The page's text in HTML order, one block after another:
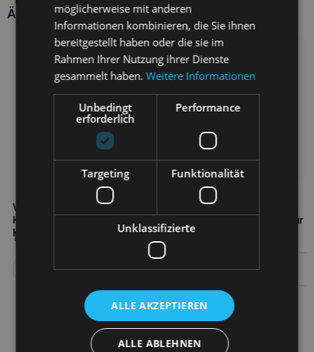
Ähnliche Produkte
VET EXPERT Hepatiale Forte
Kleine Rassen & Katzen 40
Kapseln
13,70
Weiterlesen
VET EXPERT Kalmvet 60
Kapseln gegen Stress für
Hunde und Katzen
Weiterlesen
möglicherweise mit anderen
Informationen kombinieren, die Sie ihnen
bereitgestellt haben oder die sie im
Rahmen Ihrer Nutzung ihrer Dienste
gesammelt haben.Weitere Informationen
Unbedingt
erforderlich
Performance
Targeting Funktionalität
Unklassifizierte
ALLE AKZEPTIEREN
ALLE ABLEHNEN